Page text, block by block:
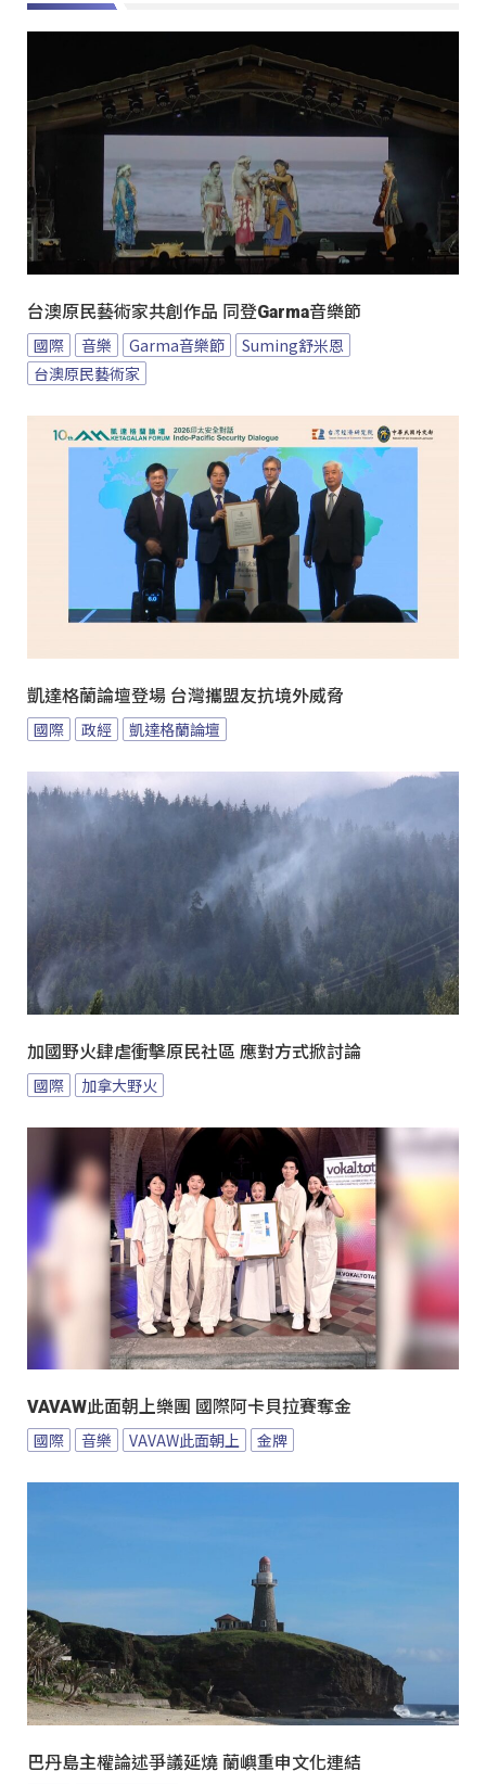
台澳原民藝術家共創作品 同登Garma音樂節
國際 音樂 Garma音樂節
Suming舒米恩
台澳原民藝術家
凱達格蘭論壇登場 台灣攜盟友抗境外威脅
國際 政經 凱達格蘭論壇
加國野火肆虐衝擊原民社區 應對方式掀討論
國際 加拿大野火
VAVAW此面朝上樂團 國際阿卡貝拉賽奪金
國際 音樂 VAVAW此面朝上 金牌
巴丹島主權論述爭議延燒 蘭嶼重申文化連結